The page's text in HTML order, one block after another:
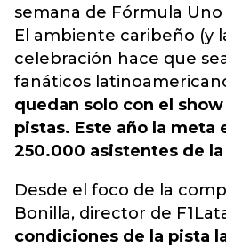
semana de Fórmula Uno
El ambiente caribeño (y
celebración hace que
fanáticos
quedan solo con el
pistas. Este año la meta
250.000 asistentes de
Desde el foco de la
Bonilla, director de
condiciones de la pista